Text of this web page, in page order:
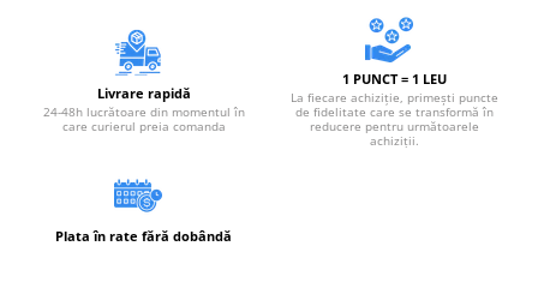
Instrumente de masurat si trasat
Rigle si echere
Rulete
Suruburi, cuie, dibluri si alte
elemente de fixare
Dibluri
Livrare rapidă
24-48h lucrătoare din momentul în
care curierul preia comanda
1 PUNCT = 1 LEU
La fiecare achiziție, primești puncte
de fidelitate care se transformă în
reducere pentru următoarele
achiziții.
Plata în rate fără dobândă